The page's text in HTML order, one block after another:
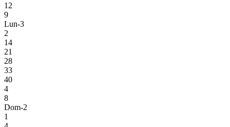
12
9
Lun-3
2
14
21
28
33
40
4
8
Dom-2
1